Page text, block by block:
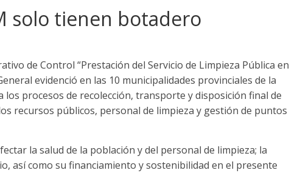
solo tienen botadero
de Control “Prestación del Servicio de Limpieza Pública en
evidenció en las 10 municipalidades provinciales de la
procesos de recolección, transporte y disposición final de
recursos públicos, personal de limpieza y gestión de puntos
la salud de la población y del personal de limpieza; la
así como su financiamiento y sostenibilidad en el presente